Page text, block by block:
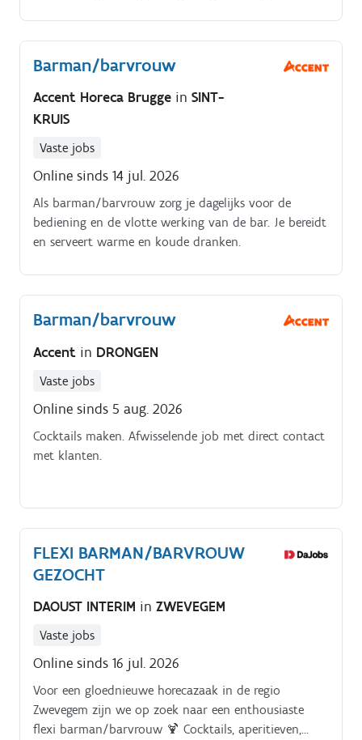
barmedewerker in Zwevezele zal je volgende taken
uitvoeren:Bereiden van koude en warme dranken
Bereiden van cocktails Serveren van de dranken
Afruimen van de tafels en onderhouden van de
werkplek
Barman/barvrouw
Accent Horeca Brugge in SINT-
KRUIS
Vaste jobs
Online sinds 14 jul. 2026
Als barman/barvrouw zorg je dagelijks voor de
bediening en de vlotte werking van de bar. Je bereidt
en serveert warme en koude dranken.
Barman/barvrouw
Accent in DRONGEN
Vaste jobs
Online sinds 5 aug. 2026
Cocktails maken. Afwisselende job met direct contact
met klanten.
FLEXI BARMAN/BARVROUW
GEZOCHT
DAOUST INTERIM in ZWEVEGEM
Vaste jobs
Online sinds 16 jul. 2026
Voor een gloednieuwe horecazaak in de regio
Zwevegem zijn we op zoek naar een enthousiaste
flexi barman/barvrouw 🍹 Cocktails, aperitieven,